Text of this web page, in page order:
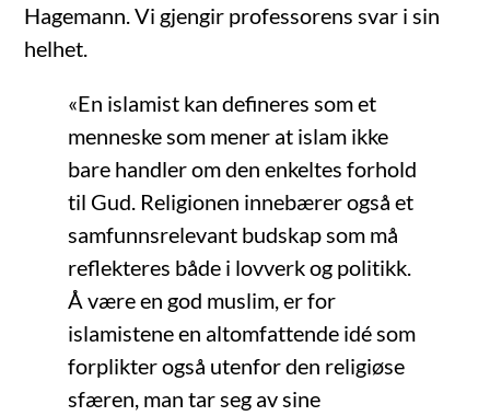
Hagemann. Vi gjengir professorens svar i sin
helhet.
«En islamist kan defineres som et
menneske som mener at islam ikke
bare handler om den enkeltes forhold
til Gud. Religionen innebærer også et
samfunnsrelevant budskap som må
reflekteres både i lovverk og politikk.
Å være en god muslim, er for
islamistene en altomfattende idé som
forplikter også utenfor den religiøse
sfæren, man tar seg av sine